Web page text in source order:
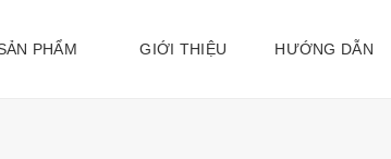
SẢN PHẨM GIỚI THIỆU HƯỚNG DẪN